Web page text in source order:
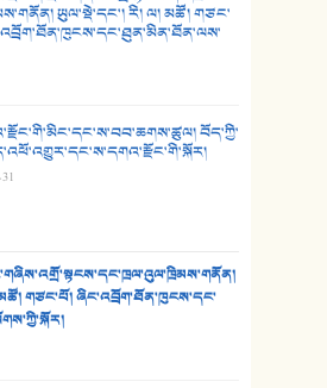
- ཕན་ཐོག
- ཟླ་སྒྲོན།
ཡུལ་སྡེ་དང་། རི། ལ། མཚོ། གཙང་
བོད་ཀྱི་
མཚོ། གཙང་པོ། ཞིང་འབྲོག་ཐོན་ཁུངས་དང་